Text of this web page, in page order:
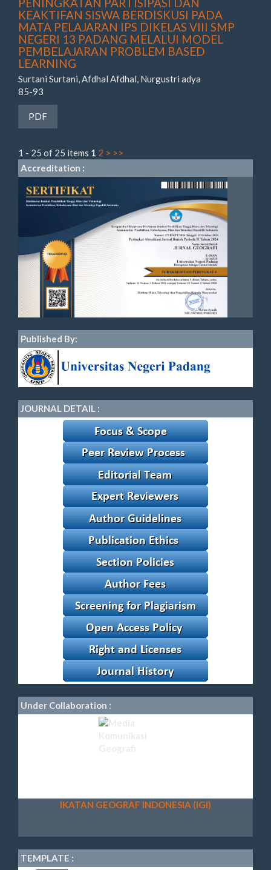
KEAKTIFAN SISWA BERDISKUSI PADA
MATA PELAJARAN IPS DIKELAS VIII SMP
NEGERI 13 PADANG MELALUI MODEL
PEMBELAJARAN PROBLEM BASED
LEARNING
Surtani Surtani, Afdhal Afdhal, Nurgustri adya
85-93
Requires Subscription
PDF
1 - 25 of 25 items 1 2 > >>
Accreditation :
Published By:
JOURNAL DETAIL :
Under Collaboration :
IKATAN GEOGRAF INDONESIA (IGI)
TEMPLATE :